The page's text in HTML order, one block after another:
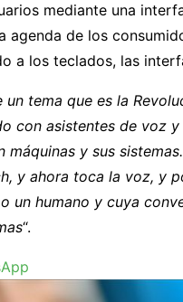
mediante una
agenda de los
a los teclados, las
un tema que es la
con asistentes de voz
y sus
y ahora toca la voz, y
un humano y cuya
“.